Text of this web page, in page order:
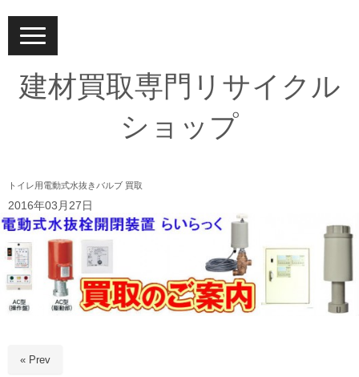
N
a
v
g
a
建材買取専門リサイクル
ショップ
トイレ用電動式水抜きバルブ 買取
2016年03月27日
« Prev